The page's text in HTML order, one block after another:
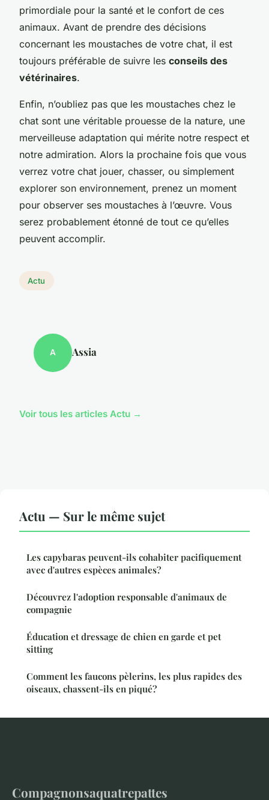
primordiale pour la santé et le confort de ces
animaux. Avant de prendre des décisions
concernant les moustaches de votre chat, il est
toujours préférable de suivre les conseils des
vétérinaires.
Enfin, n’oubliez pas que les moustaches chez le
chat sont une véritable prouesse de la nature, une
merveilleuse adaptation qui mérite notre respect et
notre admiration. Alors la prochaine fois que vous
verrez votre chat jouer, chasser, ou simplement
explorer son environnement, prenez un moment
pour observer ses moustaches à l’œuvre. Vous
serez probablement étonné de tout ce qu’elles
peuvent accomplir.
Actu
A Assia
Voir tous les articles Actu →
Actu — Sur le même sujet
Les capybaras peuvent-ils cohabiter pacifiquement
avec d'autres espèces animales?
Découvrez l'adoption responsable d'animaux de
compagnie
Éducation et dressage de chien en garde et pet
sitting
Comment les faucons pèlerins, les plus rapides des
oiseaux, chassent-ils en piqué?
Compagnonsaquatrepattes